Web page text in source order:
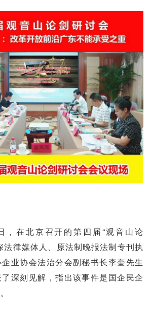
，在北京召开的第四届“观音山论
法律媒体人、原法制晚报法制专刊执
业协会法治分会副秘书长李奎先生
深刻见解，指出该事件是国企民企